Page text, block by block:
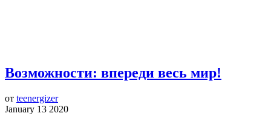
Возможности: впереди весь мир!
от teenergizer
January 13 2020